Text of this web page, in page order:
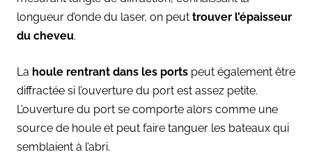
longueur d’onde du laser, on peut trouver l’épaisseur
du cheveu.
La houle rentrant dans les ports peut également être
diffractée si l’ouverture du port est assez petite.
L’ouverture du port se comporte alors comme une
source de houle et peut faire tanguer les bateaux qui
semblaient à l’abri.